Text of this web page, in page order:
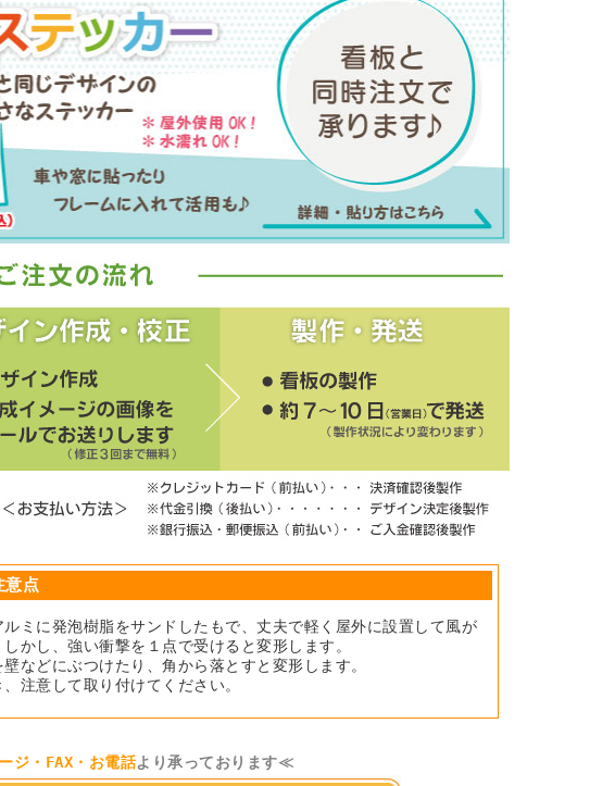
意点
ミに発泡樹脂をサンドしたもで、丈夫で軽く屋外に設置して風が
かし、強い衝撃を１点で受けると変形します。
などにぶつけたり、角から落とすと変形します。
注意して取り付けてください。
ジ・FAX・お電話より承っております≪